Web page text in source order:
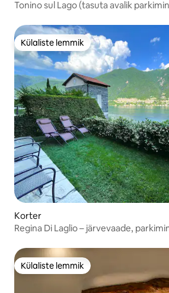
Tonino sul Lago (tasuta avalik
Külaliste lemmik
Külaliste lemmik
Korter
Regina Di Laglio – järvevaade,
Külaliste lemmik
Külaliste lemmik